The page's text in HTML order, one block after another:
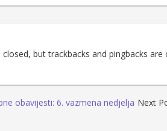
but trackbacks and pingbacks are
obavijesti: 6. vazmena nedjelja Next